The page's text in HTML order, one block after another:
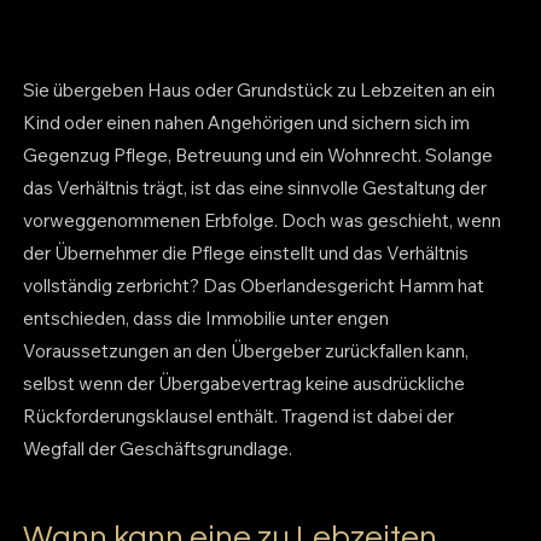
Sie übergeben Haus oder Grundstück zu Lebzeiten an ein
Kind oder einen nahen Angehörigen und sichern sich im
Gegenzug Pflege, Betreuung und ein Wohnrecht. Solange
das Verhältnis trägt, ist das eine sinnvolle Gestaltung der
vorweggenommenen Erbfolge. Doch was geschieht, wenn
der Übernehmer die Pflege einstellt und das Verhältnis
vollständig zerbricht? Das Oberlandesgericht Hamm hat
entschieden, dass die Immobilie unter engen
Voraussetzungen an den Übergeber zurückfallen kann,
selbst wenn der Übergabevertrag keine ausdrückliche
Rückforderungsklausel enthält. Tragend ist dabei der
Wegfall der Geschäftsgrundlage.